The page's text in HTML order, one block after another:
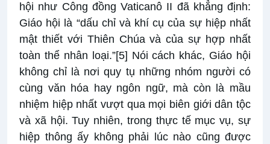
hội như Công đồng Vaticanô II đã khẳng định:
Giáo hội là “dấu chỉ và khí cụ của sự hiệp nhất
mật thiết với Thiên Chúa và của sự hợp nhất
toàn thể nhân loại.”[5] Nói cách khác, Giáo hội
không chỉ là nơi quy tụ những nhóm người có
cùng văn hóa hay ngôn ngữ, mà còn là mầu
nhiệm hiệp nhất vượt qua mọi biên giới dân tộc
và xã hội. Tuy nhiên, trong thực tế mục vụ, sự
hiệp thông ấy không phải lúc nào cũng được